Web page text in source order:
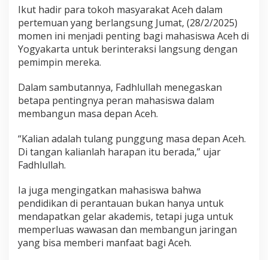
Ikut hadir para tokoh masyarakat Aceh dalam
pertemuan yang berlangsung Jumat, (28/2/2025)
momen ini menjadi penting bagi mahasiswa Aceh di
Yogyakarta untuk berinteraksi langsung dengan
pemimpin mereka.
Dalam sambutannya, Fadhlullah menegaskan
betapa pentingnya peran mahasiswa dalam
membangun masa depan Aceh.
“Kalian adalah tulang punggung masa depan Aceh.
Di tangan kalianlah harapan itu berada,” ujar
Fadhlullah.
Ia juga mengingatkan mahasiswa bahwa
pendidikan di perantauan bukan hanya untuk
mendapatkan gelar akademis, tetapi juga untuk
memperluas wawasan dan membangun jaringan
yang bisa memberi manfaat bagi Aceh.